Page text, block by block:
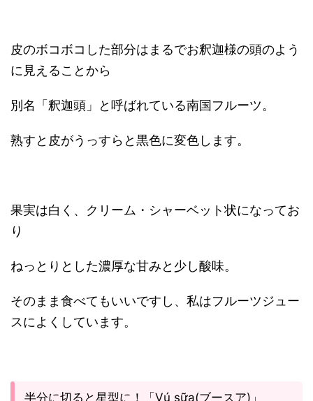
皮のボコボコした部分はまるでお釈迦様の頭のよう
に見えることから
別名「釈迦頭」と呼ばれている南国フルーツ。
熟すと皮がうっすらと黒色に変色します。
果実は白く、クリーム・シャーベット状になってお
り
ねっとりとした濃厚な甘みと少し酸味。
そのまま食べてもいいですし、私はフルーツジュー
スによくしています。
半分に切ると星型に！「Vú sữa(ブースア)」